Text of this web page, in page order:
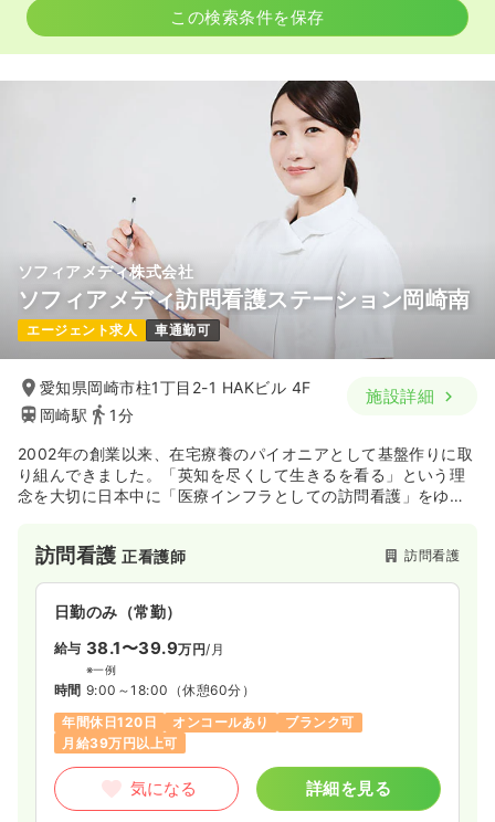
この検索条件を保存
ソフィアメディ株式会社
ソフィアメディ訪問看護ステーション岡崎南
エージェント求人 車通勤可
愛知県岡崎市柱1丁目2-1 HAKビル 4F
岡崎駅
1分
施設詳細
2002年の創業以来、在宅療養のパイオニアとして基盤作りに取
り組んできました。「英知を尽くして生きるを看る」という理
念を大切に日本中に「医療インフラとしての訪問看護」をゆき
す。
訪問看護正看護師 訪問看護
日勤のみ（常勤）
給与 38.1〜39.9万円/月
※一例
時間 9:00～18:00 （休憩60分）
年間休日120日
オンコールあり
ブランク可
月給39万円以上可
気になる 詳細を見る